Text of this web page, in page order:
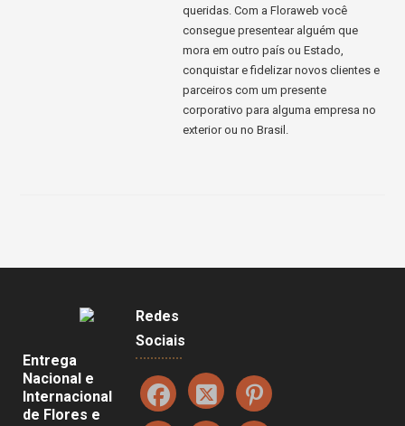
queridas. Com a Floraweb você
consegue presentear alguém que
mora em outro país ou Estado,
conquistar e fidelizar novos clientes e
parceiros com um presente
corporativo para alguma empresa no
exterior ou no Brasil.
Entrega
Nacional e
Internacional
de Flores e
Redes
Sociais